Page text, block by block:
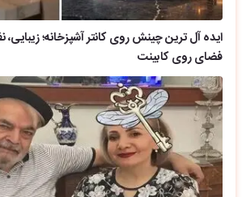
ایده آل ترین چینش روی کانتر آشپزخانه؛
فضای روی کابینت